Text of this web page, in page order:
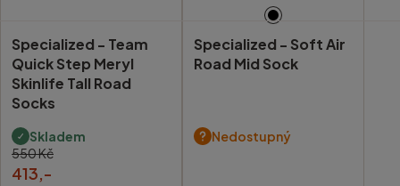
Specialized - Team
Quick Step Meryl
Skinlife Tall Road
Socks
Skladem
550 Kč
413,-
Specialized - Soft Air
Road Mid Sock
Nedostupný